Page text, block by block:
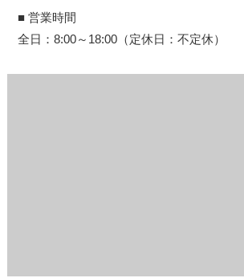
■ 営業時間
全日：8:00～18:00（定休日：不定休）